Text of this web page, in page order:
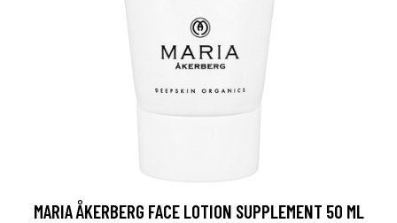
MARIA ÅKERBERG FACE LOTION SUPPLEMENT 50 ML